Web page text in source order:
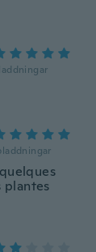
plantes